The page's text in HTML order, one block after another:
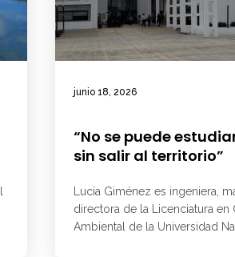
junio 18, 2026
“No se puede
sin salir al territorio”
Lucía Giménez es ingeniera,
directora de la Licenciatura en
Ambiental de la Universidad